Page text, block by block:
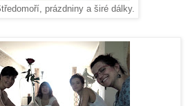
prázdniny a širé dálky.